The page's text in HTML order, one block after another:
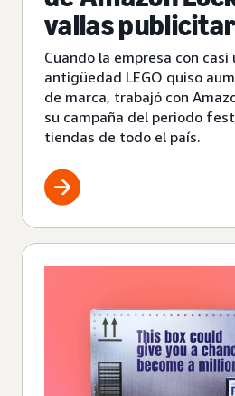
vallas
Cuando la empresa con casi
antigüedad LEGO quiso
de marca, trabajó con
su campaña del periodo
tiendas de todo el país.